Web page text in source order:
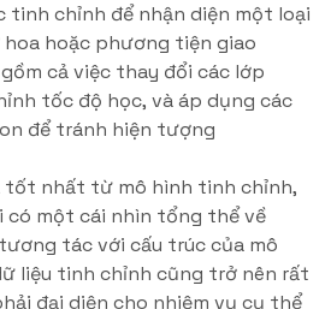
tinh chỉnh để nhận diện một loại
hoặc phương tiện giao
cả việc thay đổi các lớp
tốc độ học, và áp dụng các
để tránh hiện tượng
tốt nhất từ mô hình tinh chỉnh,
có một cái nhìn tổng thể về
tác với cấu trúc của mô
liệu tinh chỉnh cũng trở nên rất
đại diện cho nhiệm vụ cụ thể